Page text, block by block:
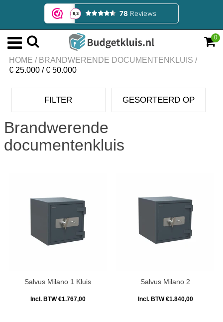
0
HOME / BRANDWERENDE DOCUMENTENKLUIS /
€ 25.000 / € 50.000
FILTER GESORTEERD OP
Brandwerende
documentenkluis
Salvus Milano 1 Kluis
Incl. BTW €1.767,00
Salvus Milano 2
Incl. BTW €1.840,00